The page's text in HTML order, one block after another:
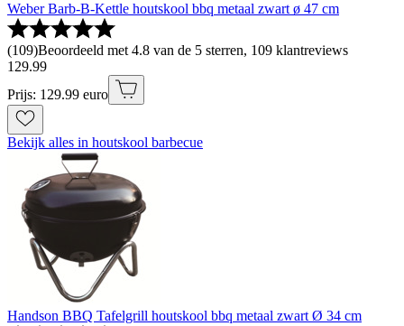
Weber Barb-B-Kettle houtskool bbq metaal zwart ø 47 cm
(109)Beoordeeld met 4.8 van de 5 sterren, 109 klantreviews
129.99
Prijs: 129.99 euro
Bekijk alles in houtskool barbecue
Handson BBQ Tafelgrill houtskool bbq metaal zwart Ø 34 cm